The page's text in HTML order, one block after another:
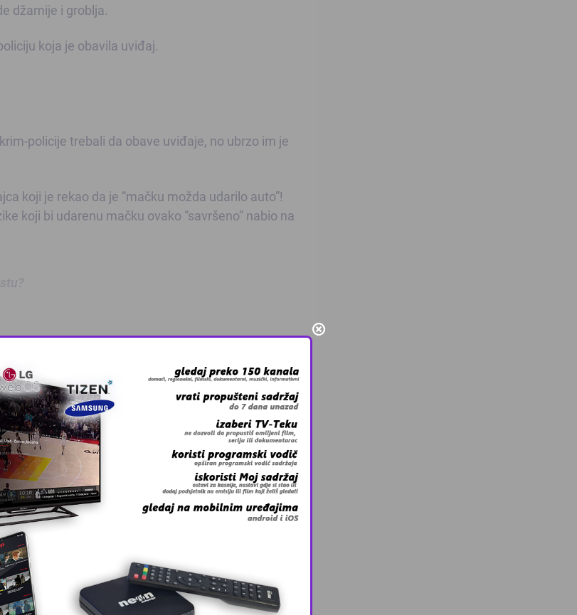
džamije i groblja.
koja je obavila uviđaj.
policije trebali da obave uviđaje, no ubrzo im je
koji je rekao da je “mačku možda udarilo auto”!
koji bi udarenu mačku ovako “savršeno” nabio na